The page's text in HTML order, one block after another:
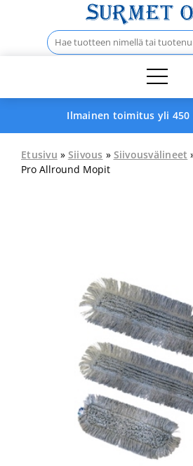
Haku:
Ilmainen toimitus yli
Etusivu » Siivous » Siivousvälineet
Pro Allround Mopit